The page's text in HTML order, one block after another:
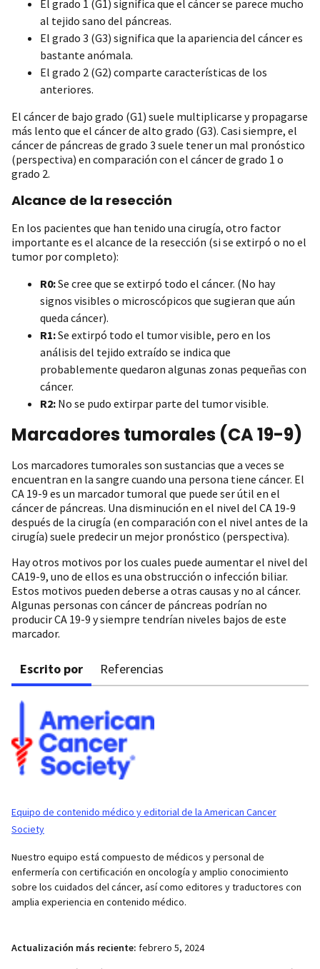
El grado 1 (G1) significa que el cáncer se parece mucho
al tejido sano del páncreas.
El grado 3 (G3) significa que la apariencia del cáncer es
bastante anómala.
El grado 2 (G2) comparte características de los
anteriores.
El cáncer de bajo grado (G1) suele multiplicarse y propagarse
más lento que el cáncer de alto grado (G3). Casi siempre, el
cáncer de páncreas de grado 3 suele tener un mal pronóstico
(perspectiva) en comparación con el cáncer de grado 1 o
grado 2.
Alcance de la resección
En los pacientes que han tenido una cirugía, otro factor
importante es el alcance de la resección (si se extirpó o no el
tumor por completo):
R0:Se cree que se extirpó todo el cáncer. (No hay
signos visibles o microscópicos que sugieran que aún
queda cáncer).
R1:Se extirpó todo el tumor visible, pero en los
análisis del tejido extraído se indica que
probablemente quedaron algunas zonas pequeñas con
cáncer.
R2: No se pudo extirpar parte del tumor visible.
Marcadores tumorales (CA 19-9)
Los marcadores tumorales son sustancias que a veces se
encuentran en la sangre cuando una persona tiene cáncer. El
CA 19-9 es un marcador tumoral que puede ser útil en el
cáncer de páncreas. Una disminución en el nivel del CA 19-9
después de la cirugía (en comparación con el nivel antes de la
cirugía) suele predecir un mejor pronóstico (perspectiva).
Hay otros motivos por los cuales puede aumentar el nivel del
CA19-9, uno de ellos es una obstrucción o infección biliar.
Estos motivos pueden deberse a otras causas y no al cáncer.
Algunas personas con cáncer de páncreas podrían no
producir CA 19-9 y siempre tendrían niveles bajos de este
marcador.
Escrito por Referencias
Equipo de contenido médico y editorial de la American Cancer
Society
Nuestro equipo está compuesto de médicos y personal de
enfermería con certificación en oncología y amplio conocimiento
sobre los cuidados del cáncer, así como editores y traductores con
amplia experiencia en contenido médico.
Actualización más reciente: febrero 5, 2024